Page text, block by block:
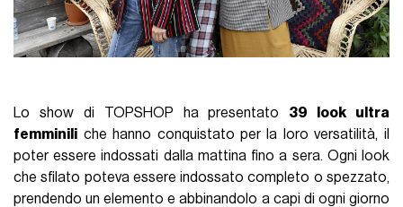
Lo show di TOPSHOP ha presentato 39 look ultra
femminili che hanno conquistato per la loro versatilità, il
poter essere indossati dalla mattina fino a sera. Ogni look
che sfilato poteva essere indossato completo o spezzato,
prendendo un elemento e abbinandolo a capi di ogni giorno